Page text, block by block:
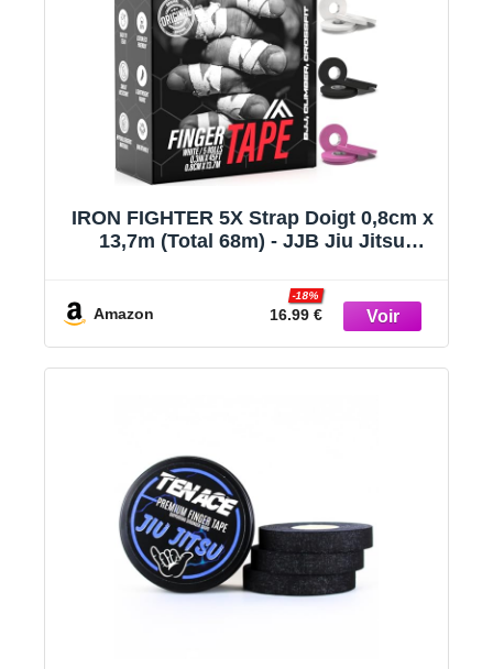
IRON FIGHTER 5X Strap Doigt 0,8cm x
13,7m (Total 68m) - JJB Jiu Jitsu
Grappling - Judo - VolleyBall -
Musculation - Rouleaux de Finger Tape
Amazon 16.99 €
-18%